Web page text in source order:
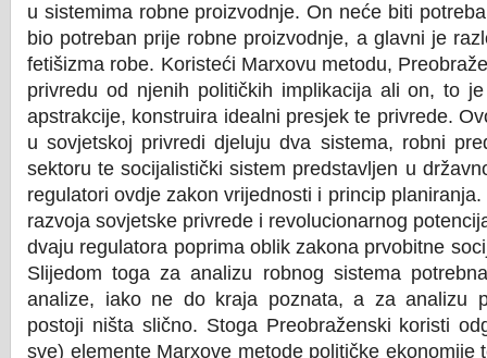
u sistemima robne proizvodnje. On neće biti
bio potreban prije robne proizvodnje, a glavni je
fetišizma robe. Koristeći Marxovu metodu,
privredu od njenih političkih implikacija ali on, to
apstrakcije, konstruira idealni presjek te privrede.
u sovjetskoj privredi djeluju dva sistema, robni
sektoru te socijalistički sistem predstavljen u
regulatori ovdje zakon vrijednosti i princip
razvoja sovjetske privrede i revolucionarnog
dvaju regulatora poprima oblik zakona prvobitne
Slijedom toga za analizu robnog sistema
analize, iako ne do kraja poznata, a za analizu
postoji ništa slično. Stoga Preobraženski koristi
sve) elemente Marxove metode političke ekonomije